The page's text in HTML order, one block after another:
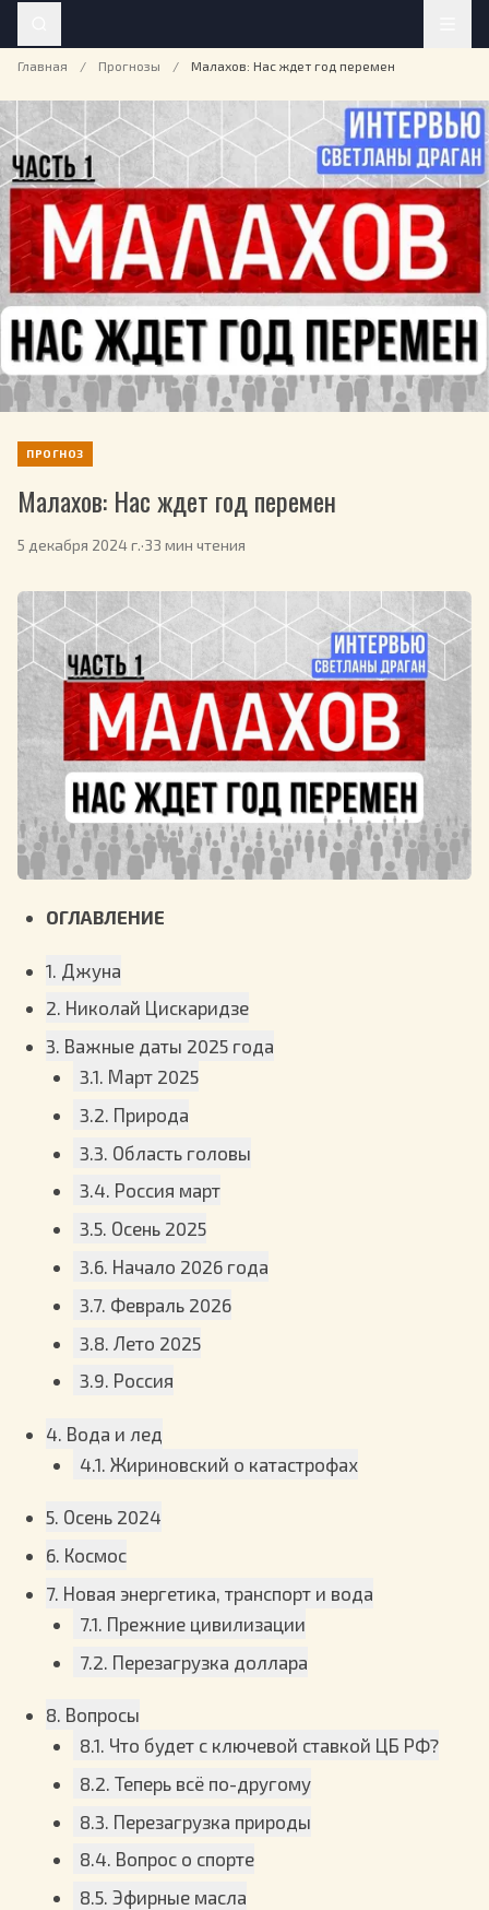
Главная / Прогнозы / Малахов: Нас ждет год перемен
ПРОГНОЗ
Малахов: Нас ждет год перемен
5 декабря 2024 г.·33 мин чтения
ОГЛАВЛЕНИЕ
1. Джуна
2. Николай Цискаридзе
3. Важные даты 2025 года
3.1. Март 2025
3.2. Природа
3.3. Область головы
3.4. Россия март
3.5. Осень 2025
3.6. Начало 2026 года
3.7. Февраль 2026
3.8. Лето 2025
3.9. Россия
4. Вода и лед
4.1. Жириновский о катастрофах
5. Осень 2024
6. Космос
7. Новая энергетика, транспорт и вода
7.1. Прежние цивилизации
7.2. Перезагрузка доллара
8. Вопросы
8.1. Что будет с ключевой ставкой ЦБ РФ?
8.2. Теперь всё по-другому
8.3. Перезагрузка природы
8.4. Вопрос о спорте
8.5. Эфирные масла